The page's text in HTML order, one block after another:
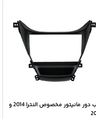
قاب دور مانیتور مخصوص النترا 2014 و